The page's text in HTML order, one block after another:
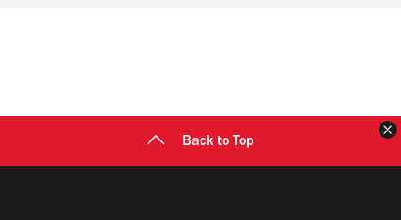
Back to Top